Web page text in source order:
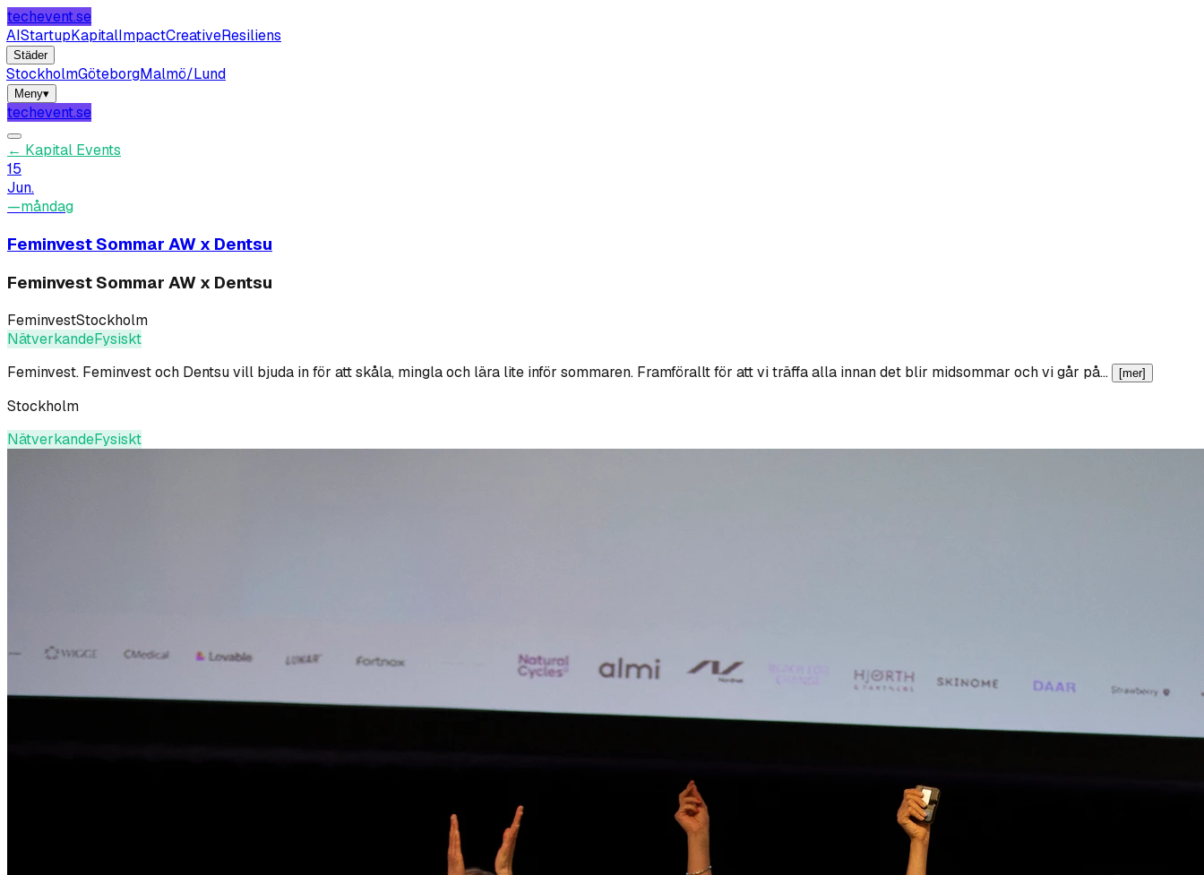
techevent.se
AIStartupKapitalImpactCreativeResiliens
Städer
StockholmGöteborgMalmö/Lund
Meny▾
techevent.se
← Kapital Events
15
Jun.
—måndag
Feminvest Sommar AW x Dentsu
Feminvest Sommar AW x Dentsu
FeminvestStockholm
NätverkandeFysiskt
Feminvest. Feminvest och Dentsu vill bjuda in för att skåla, mingla och lära lite inför sommaren. Framförallt för att vi träffa alla innan det blir midsommar och vi går på… [mer]
Stockholm
NätverkandeFysiskt